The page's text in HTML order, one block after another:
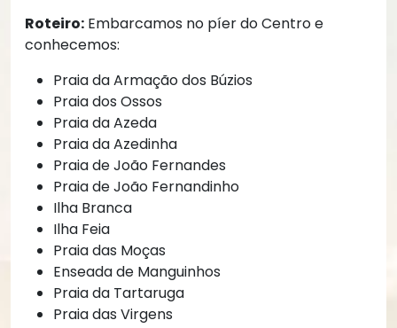
Roteiro: Embarcamos no píer do Centro e
conhecemos:
Praia da Armação dos Búzios
Praia dos Ossos
Praia da Azeda
Praia da Azedinha
Praia de João Fernandes
Praia de João Fernandinho
Ilha Branca
Ilha Feia
Praia das Moças
Enseada de Manguinhos
Praia da Tartaruga
Praia das Virgens